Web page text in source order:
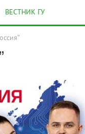
ВЕСТНИК ГУ